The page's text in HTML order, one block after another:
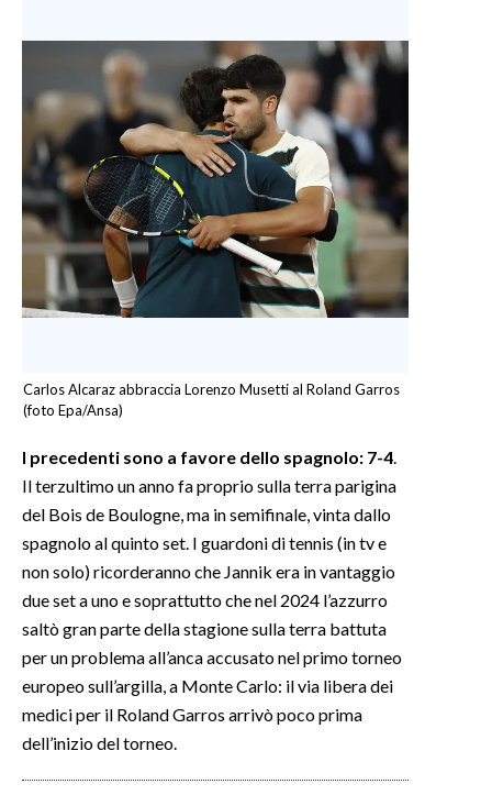
Carlos Alcaraz abbraccia Lorenzo Musetti al Roland Garros
(foto Epa/Ansa)
I precedenti sono a favore dello spagnolo: 7-4
Il terzultimo un anno fa proprio sulla terra parigina
del Bois de Boulogne, ma in semifinale, vinta dallo
spagnolo al quinto set. I guardoni di tennis (in tv e
non solo) ricorderanno che Jannik era in vantaggio
due set a uno e soprattutto che nel 2024 l’azzurro
saltò gran parte della stagione sulla terra battuta
per un problema all’anca accusato nel primo torneo
europeo sull’argilla, a Monte Carlo: il via libera dei
medici per il Roland Garros arrivò poco prima
dell’inizio del torneo.